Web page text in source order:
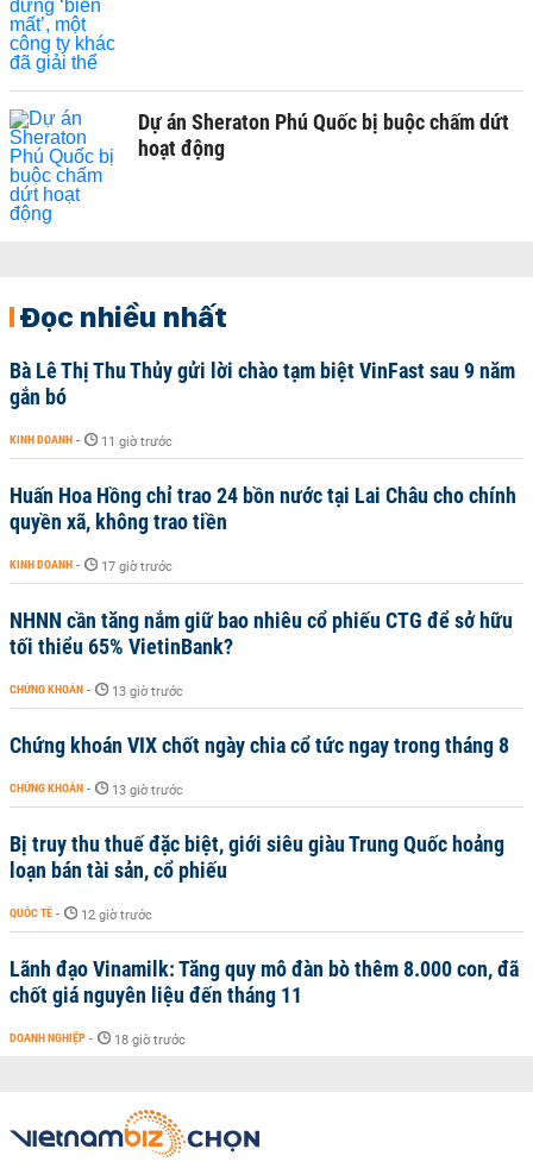
Dự án Sheraton Phú Quốc bị buộc chấm dứt
hoạt động
Đọc nhiều nhất
Bà Lê Thị Thu Thủy gửi lời chào tạm biệt VinFast sau 9 năm
gắn bó
KINH DOANH - 11 giờ trước
Huấn Hoa Hồng chỉ trao 24 bồn nước tại Lai Châu cho chính
quyền xã, không trao tiền
KINH DOANH - 17 giờ trước
NHNN cần tăng nắm giữ bao nhiêu cổ phiếu CTG để sở hữu
tối thiểu 65% VietinBank?
CHỨNG KHOÁN - 13 giờ trước
Chứng khoán VIX chốt ngày chia cổ tức ngay trong tháng 8
CHỨNG KHOÁN - 13 giờ trước
Bị truy thu thuế đặc biệt, giới siêu giàu Trung Quốc hoảng
loạn bán tài sản, cổ phiếu
QUỐC TẾ - 12 giờ trước
Lãnh đạo Vinamilk: Tăng quy mô đàn bò thêm 8.000 con, đã
chốt giá nguyên liệu đến tháng 11
DOANH NGHIỆP - 18 giờ trước